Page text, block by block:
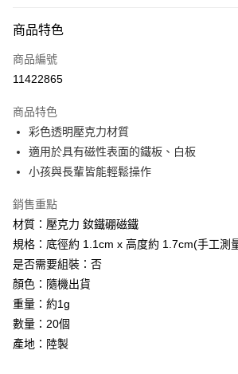
Apple Pay
街口支付
Google Pay
全盈+PAY
大哥付你分期
相關說明
1.本服務由台灣大哥大提供，台灣大哥大用戶可立即
2.付款方式選擇「大哥付你分期」，訂單成立後會自
流程，驗證手機門號後，選擇欲分期的期數、繳款
成交易。
3.實際核准額度、可分期數及費用金額請依後續交易
4.訂單成立30分鐘內，如未前往確認交易或遇審核
消。如遇「轉專審核」未通過狀況，表示未達大哥
法說明評估內容。
【繳款方式說明】
AFTEE先享後付
相關說明
【關於「AFTEE先享後付」】
AFTEE先享後付是「在收到商品之後才付款」的支
１．簡單：不需註冊會員、不需綁卡、不需儲值。
２．便利：只要手機號碼，簡訊認證，即可結帳。
３．安心：先確認商品／服務後，再付款。
ATM付款
運送方式
免運優惠
商品特色
商品編號
11422865
商品特色
彩色透明壓克力材質
適用於具有磁性表面的鐵板、白板
小孩與長輩皆能輕鬆操作
銷售重點
材質：壓克力 釹鐵硼磁鐵
規格：底徑約 1.1cm x 高度約 1.7cm(手工測
是否需要組裝：否
顏色：隨機出貨
重量：約1g
數量：20個
產地：陸製